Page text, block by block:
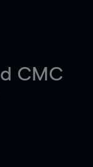
CMC